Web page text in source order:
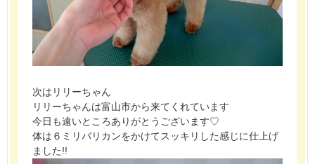
次はリリーちゃん
リリーちゃんは富山市から来てくれています
今日も遠いところありがとうございます♡
体は６ミリバリカンをかけてスッキリした感じに仕上げ
ました!!